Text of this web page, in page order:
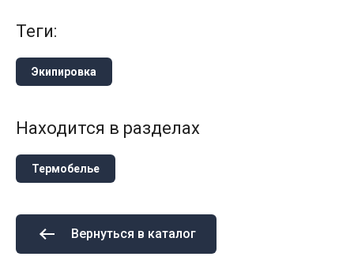
теги:
Экипировка
Находится в разделах
Термобелье
Вернуться в каталог